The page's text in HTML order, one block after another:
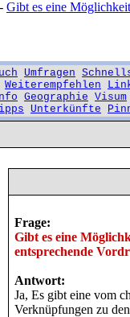
Umfragen
Weiterempfehlen
Geographie Visum
Unterkünfte
- Gibt es eine
Frage:
Gibt es eine
entsprechende
Antwort:
Ja, Es gibt eine vom
Verknüpfungen zu